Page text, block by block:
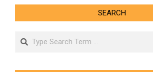
SEARCH
Search